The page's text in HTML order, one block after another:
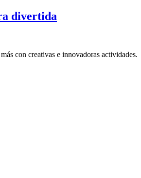
divertida
con creativas e innovadoras actividades.